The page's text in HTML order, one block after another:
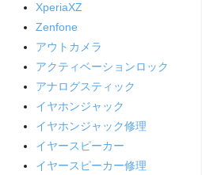
XperiaXZ
Zenfone
アウトカメラ
アクティベーションロック
アナログスティック
イヤホンジャック
イヤホンジャック修理
イヤースピーカー
イヤースピーカー修理